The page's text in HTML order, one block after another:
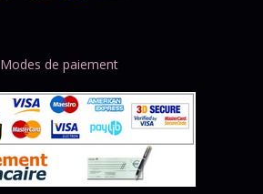
Modes de paiement